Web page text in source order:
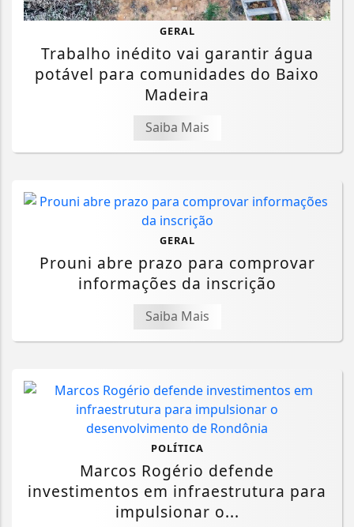
GERAL
Trabalho inédito vai garantir água
potável para comunidades do Baixo
Madeira
Saiba Mais
GERAL
Prouni abre prazo para comprovar
informações da inscrição
Saiba Mais
POLÍTICA
Marcos Rogério defende
investimentos em infraestrutura para
impulsionar o...